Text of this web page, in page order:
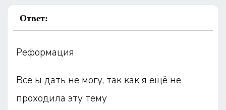
Ответ:
Реформация
Все ы дать не могу, так как я ещё не
проходила эту тему